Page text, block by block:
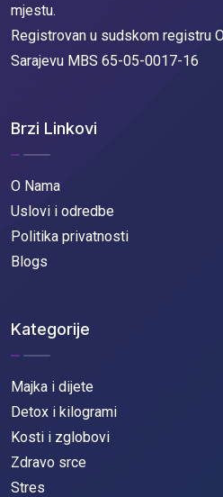
mjestu.
Registrovan u sudskom registru
Sarajevu MBS 65-05-0017-16
Brzi Linkovi
O Nama
Uslovi i odredbe
Politika privatnosti
Blogs
Kategorije
Majka i dijete
Detox i kilogrami
Kosti i zglobovi
Zdravo srce
Stres